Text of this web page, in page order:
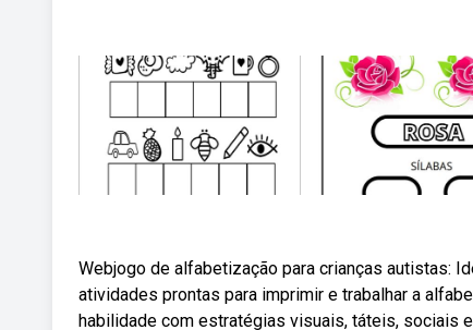
Webjogo de alfabetização para crianças autistas:
atividades prontas para imprimir e trabalhar a
habilidade com estratégias visuais, táteis, sociais